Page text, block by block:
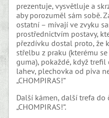
prezentuje, vysvětluje a
aby porozuměl sám sobě.
ostatní – mívají ve zvyku
prostřednictvím postavy,
přezdívku dostal proto, že
střelbu z praku (kterému
guma), pokaždé, když
lahev, plechovka od piva
„CHOMPIRAS!“
Další kámen, další trefa do
„CHOMPIRAS!“.